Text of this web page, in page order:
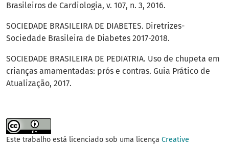
Brasileiros de Cardiologia, v. 107, n. 3, 2016.
SOCIEDADE BRASILEIRA DE DIABETES. Diretrizes-
Sociedade Brasileira de Diabetes 2017-2018.
SOCIEDADE BRASILEIRA DE PEDIATRIA. Uso de chupeta em
crianças amamentadas: prós e contras. Guia Prático de
Atualização, 2017.
Este trabalho está licenciado sob uma licença Creative